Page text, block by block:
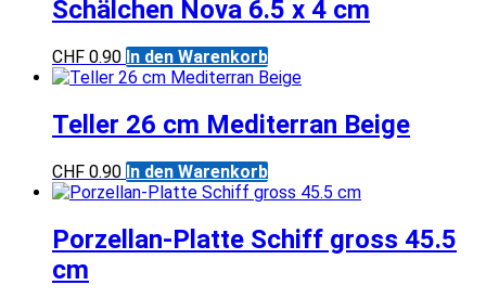
Schälchen Nova 6.5 x 4 cm
CHF 0.90 In den Warenkorb
Teller 26 cm Mediterran Beige
CHF 0.90 In den Warenkorb
Porzellan-Platte Schiff gross 45.5
cm